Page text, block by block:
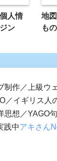
人情
ン
地
も
制作／上級ウ
／イギリス人
思想／YAGO
践中アキさん